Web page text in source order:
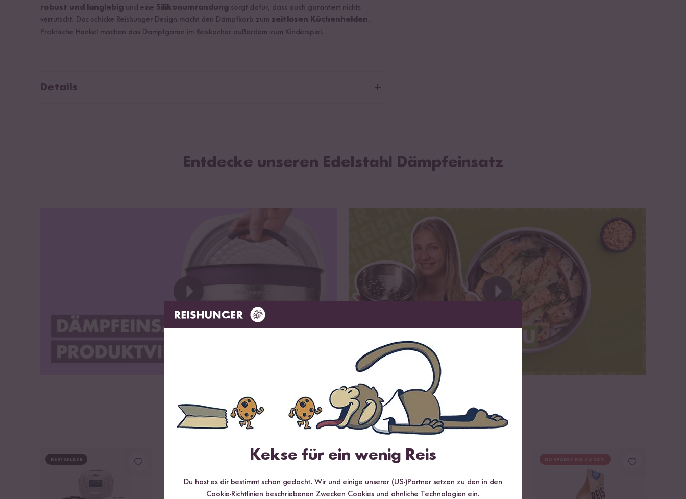
robust und langlebig und eine Silikonumrandung sorgt dafür, dass auch garantiert nichts
verrutscht. Das schicke Reishunger Design macht den Dämpfkorb zum zeitlosen Küchenhelden.
Praktische Henkel machen das Dampfgaren im Reiskocher außerdem zum Kinderspiel.
Details
Entdecke unseren Edelstahl Dämpfeinsatz
Wird oft zusammen gekauft
BESTSELLER DU SPARST BIS ZU 20 %
Kekse für ein wenig Reis
Du hast es dir bestimmt schon gedacht. Wir und einige unserer (US-)Partner setzen zu den in den
Cookie-Richtlinien beschriebenen Zwecken Cookies und ähnliche Technologien ein.